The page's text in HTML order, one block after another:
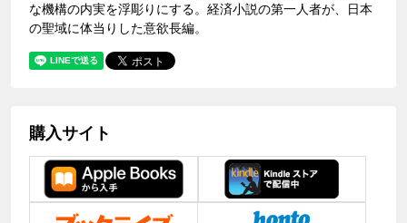
な機構の内実を浮彫りにする。経済小説の第一人者が、日本
の聖域に体当りした意欲長編。
購入サイト